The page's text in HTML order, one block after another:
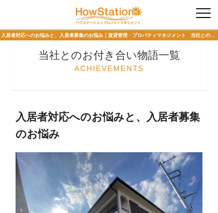
入居者様専用
当社とのお付き合い物語一覧
ACHIEVEMENTS
入居者対応へのお悩みと、入居者募集
のお悩み